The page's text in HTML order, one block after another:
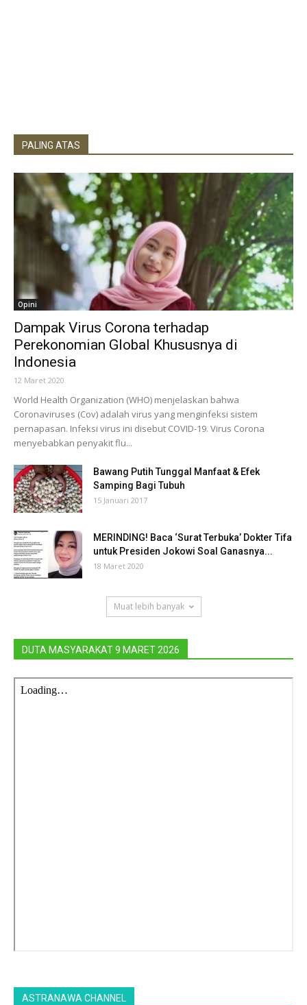
PALING ATAS
Opini
Dampak Virus Corona terhadap
Perekonomian Global Khususnya di
Indonesia
12 Maret 2020
World Health Organization (WHO) menjelaskan bahwa
Coronaviruses (Cov) adalah virus yang menginfeksi sistem
pernapasan. Infeksi virus ini disebut COVID-19. Virus Corona
menyebabkan penyakit flu...
Bawang Putih Tunggal Manfaat & Efek
Samping Bagi Tubuh
15 Januari 2017
MERINDING! Baca ‘Surat Terbuka’ Dokter Tifa
untuk Presiden Jokowi Soal Ganasnya...
18 Maret 2020
Muat lebih banyak
DUTA MASYARAKAT 9 MARET 2026
ASTRANAWA CHANNEL